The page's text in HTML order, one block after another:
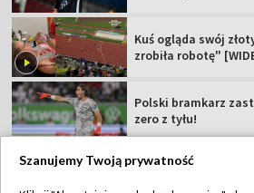
Kuś ogląda swój
zrobiła robotę"
Polski bramkarz
zero z tyłu!
Szanujemy Twoją prywatność